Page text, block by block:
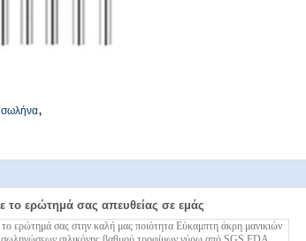
σωλήνα,
το ερώτημά σας απευθείας σε εμάς